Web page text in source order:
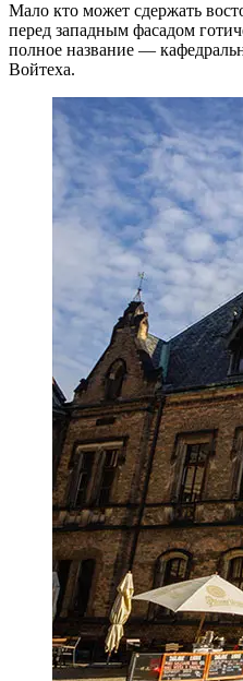
Мало кто может сдержать
перед западным фасадом
полное название —
Войтеха.